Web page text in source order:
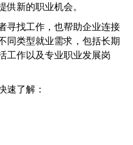
供新的职业机会。
寻找工作，也帮助企业连接
同类型就业需求，包括长期
工作以及专业职业发展岗
速了解：